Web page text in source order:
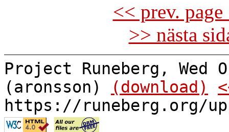
<< prev.
>> nästa
Project Runeberg, Wed
(aronsson)
(download)
https://runeberg.org/